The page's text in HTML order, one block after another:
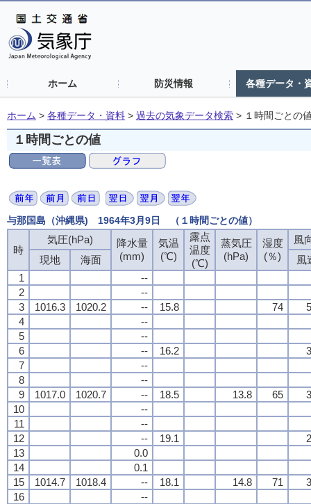
ホーム 防災情報 各種データ・
ホーム > 各種データ・資料 > 過去の気象データ検索 > １時間ごとの
１時間ごとの値
与那国島（沖縄県) 1964年3月9日 （１時間ごとの値）
時
気圧(hPa)
降水量
(mm)
気温
(℃)
露点
温度
(℃)
蒸気圧
(hPa)
湿度
(％)
風
現地
海面
風
1
--
2
--
3
1016.3 1020.2 -- 15.8 74
4
--
5
--
6
-- 16.2
7
--
8
--
9
1017.0 1020.7 -- 18.5 13.8 65
10
--
11
--
12
-- 19.1
13
0.0
14
0.1
15
1014.7 1018.4 -- 18.1 14.8 71
16
--